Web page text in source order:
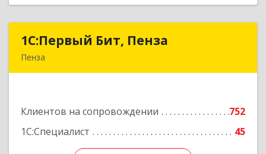
1С:Первый Бит, Пенза
Пенза
Клиентов на сопровождении
752
1С:Специалист
45
1С:Первый Бит, Пенза
Подробнее